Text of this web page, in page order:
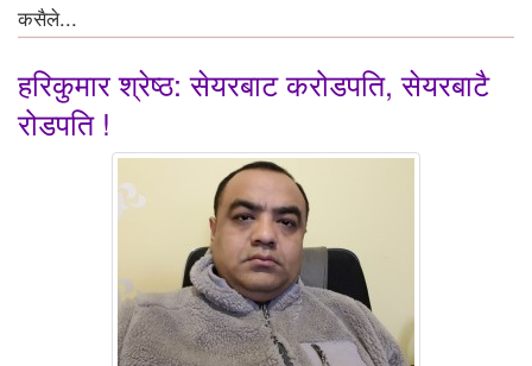
कसैले...
हरिकुमार श्रेष्ठ: सेयरबाट करोडपति, सेयरबाटै
रोडपति !